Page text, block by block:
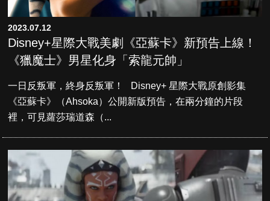
2023.07.12
Disney+星際大戰美劇《亞蘇卡》新預告上線！
《獵魔士》男星化身「索龍元帥」
一日反叛軍，終身反叛軍！ Disney+ 星際大戰原創影集
《亞蘇卡》（Ahsoka）公開新版預告，在兩分鐘的片段
裡，可見蘿莎瑞道森（...